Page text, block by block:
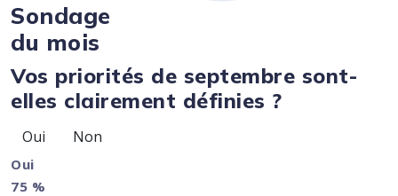
Sondage
du mois
Vos priorités de septembre sont-
elles clairement définies ?
Oui Non
Oui
75 %